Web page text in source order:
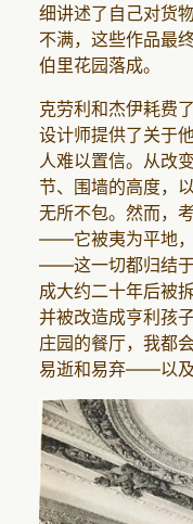
细讲述了自己对货
不满，这些作品最
伯里花园落成。
克劳利和杰伊耗费
设计师提供了关于
人难以置信。从改
节、围墙的高度，
无所不包。然而，
——它被夷为平地，
——这一切都归结于
成大约二十年后被
并被改造成亨利孩
庄园的餐厅，我都
易逝和易弃——以及